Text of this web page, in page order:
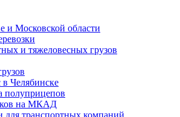
и Московской области
и тяжеловесных грузов
в Челябинске
полуприцепов
на МКАД
для транспортных компаний